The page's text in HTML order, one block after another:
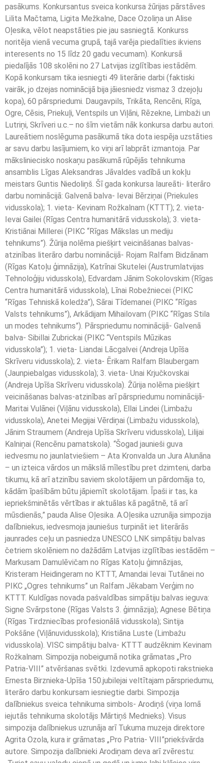
pasākums. Konkursantus sveica konkursa žūrijas pārstāves
Lilita Mačtama, Ligita Mežkalne, Dace Ozoliņa un Alise
Oļesika, vēlot neapstāties pie jau sasniegtā. Konkurss
noritēja vienā vecuma grupā, tajā varēja piedalīties ikviens
interesents no 15 līdz 20 gadu vecumam). Konkursā
piedalījās 108 skolēni no 27 Latvijas izglītības iestādēm.
Kopā konkursam tika iesniegti 49 literārie darbi (faktiski
vairāk, jo dzejas nominācijā bija jāiesniedz vismaz 3 dzejoļu
kopa), 60 pārspriedumi. Daugavpils, Trikāta, Rencēni, Rīga,
Ogre, Cēsis, Priekuļi, Ventspils un Viļāni, Rēzekne, Limbaži un
Lutriņi, Skrīveri u.c.– no šīm vietām nāk konkursa darbu autori.
Laureātiem noslēguma pasākumā tika dota iespēja uzstāties
ar savu darbu lasījumiem, ko viņi arī labprāt izmantoja. Par
māksliniecisko noskaņu pasākumā rūpējās tehnikuma
ansamblis Līgas Aleksandras Jāvaldes vadībā un kokļu
meistars Guntis Niedoliņš. Šī gada konkursa laureāti- literāro
darbu nominācijā: Galvenā balva- Ievai Bērziņai (Priekules
vidusskola); 1. vieta- Kevinam Rožkalnam (KTTT); 2. vieta-
Ievai Gailei (Rīgas Centra humanitārā vidusskola); 3. vieta-
Kristiānai Millerei (PIKC “Rīgas Mākslas un mediju
tehnikums”). Žūrija nolēma piešķirt veicināšanas balvas-
atzinības literāro darbu nominācijā- Rojam Ralfam Bidzānam
(Rīgas Katoļu ģimnāzija), Katrīnai Skutelei (Austrumlatvijas
Tehnoloģiju vidusskola), Edvardam Jānim Sokolovskim (Rīgas
Centra humanitārā vidusskola), Līnai Robežniecei (PIKC
“Rīgas Tehniskā koledža”), Sārai Tīdemanei (PIKC “Rīgas
Valsts tehnikums”), Arkādijam Mihailovam (PIKC “Rīgas Stila
un modes tehnikums”). Pārspriedumu nominācijā- Galvenā
balva- Sibillai Zubrickai (PIKC “Ventspils Mūzikas
vidusskola”); 1. vieta- Liandai Lācgalvei (Andreja Upīša
Skrīveru vidusskola); 2. vieta- Ērikam Ralfam Blaubergam
(Jaunpiebalgas vidusskola); 3. vieta- Unai Krjučkovskai
(Andreja Upīša Skrīveru vidusskola). Žūrija nolēma piešķirt
veicināšanas balvas-atzinības arī pārspriedumu nominācijā-
Maritai Vulānei (Viļānu vidusskola), Ellai Lindei (Limbažu
vidusskola), Anetei Megijai Vērdiņai (Limbažu vidusskola),
Jānim Straumem (Andreja Upīša Skrīveru vidusskola), Lilijai
Kalniņai (Rencēnu pamatskola). “Šogad jaunieši guva
iedvesmu no jaunlatviešiem – Ata Kronvalda un Jura Alunāna
– un izteica vārdos un mākslā mīlestību pret dzimteni, darba
tikumu, kā arī atzinību saviem skolotājiem un pārdomāja to,
kādām īpašībām būtu jāpiemīt skolotājam. Īpaši ir tas, ka
iepriekšminētās vērtības ir aktuālas kā pagātnē, tā arī
mūsdienās,” pauda Alise Oļesika. A.Oļesika uzrunāja simpozija
dalībniekus, iedvesmoja jauniešus turpināt iet literārās
jaunrades ceļu un pasniedza UNESCO LNK simpātiju balvas
četriem skolēniem no dažādām Latvijas izglītības iestādēm –
Markusam Damulēvičam no Rīgas Katoļu ģimnāzijas,
Kristeram Heidingeram no KTTT, Amandai Ievai Tutānei no
PIKC „Ogres tehnikums” un Ralfam Jēkabam Verģim no
KTTT. Kuldīgas novada pašvaldības simpātiju balvas ieguva:
Signe Svārpstone (Rīgas Valsts 3. ģimnāzija); Agnese Bētiņa
(Rīgas Tirdzniecības profesionālā vidusskola); Sintija
Pokšāne (Viļānuvidusskola); Kristiāna Luste (Limbažu
vidusskola). VISC simpātiju balva- KTTT audzēknim Kevinam
Rožkalnam. Simpozija nobeigumā notika grāmatas „Pro
Patria-VIII” atvēršanas svētki. Izdevumā apkopoti rakstnieka
Ernesta Birznieka-Upīša 150.jubilejai veltītajam pārspriedumu,
literāro darbu konkursam iesniegtie darbi. Simpozija
dalībniekus sveica tehnikuma simbols- Arodiņš (viņa lomā
iejutās tehnikuma skolotājs Mārtiņš Mednieks). Visus
simpozija dalībniekus uzrunāja arī Tukuma muzeja direktore
Agrita Ozola, kura ir grāmatas „Pro Patria- VIII”priekšvārda
autore. Simpozija dalībnieki Arodiņam deva arī zvērestu: